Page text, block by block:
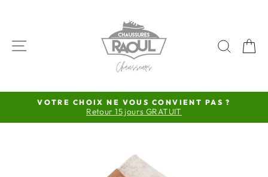
NAVIGATION
Diaporama
Pause
VOTRE CHOIX NE VOUS CONVIENT PAS ?
Retour 15 jours GRATUIT